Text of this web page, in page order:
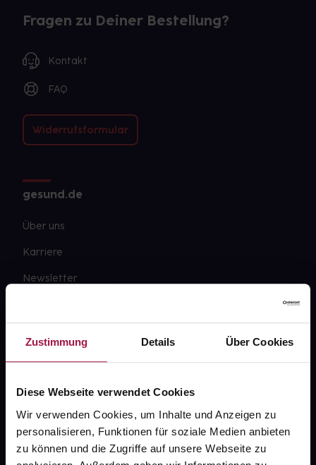
Zustimmung Details Über Cookies
Diese Webseite verwendet Cookies
Wir verwenden Cookies, um Inhalte und Anzeigen zu
personalisieren, Funktionen für soziale Medien anbieten
zu können und die Zugriffe auf unsere Webseite zu
Fragen zu Deiner Bestellung?
Kontakt
FAQ
Widerrufsformular
gesund.de
Über uns
Karriere
Newsletter
Datenschutz
AGB
Impressum